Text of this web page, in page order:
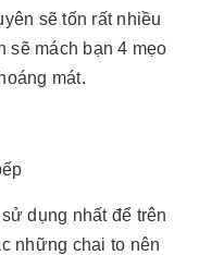
sẽ tốn rất nhiều
sẽ mách bạn 4 mẹo
mát.
dụng nhất để trên
những chai to nên